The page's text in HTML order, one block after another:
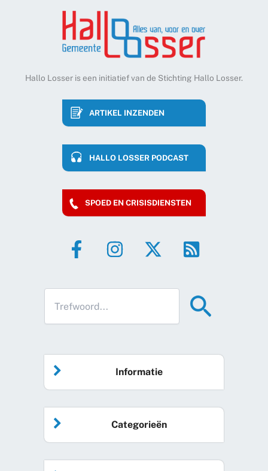
Hallo Losser is een initiatief van de Stichting Hallo Losser.
ARTIKEL INZENDEN
HALLO LOSSER PODCAST
SPOED EN CRISISDIENSTEN
Informatie
Home
Agenda
Categorieën
Algemeen nieuws